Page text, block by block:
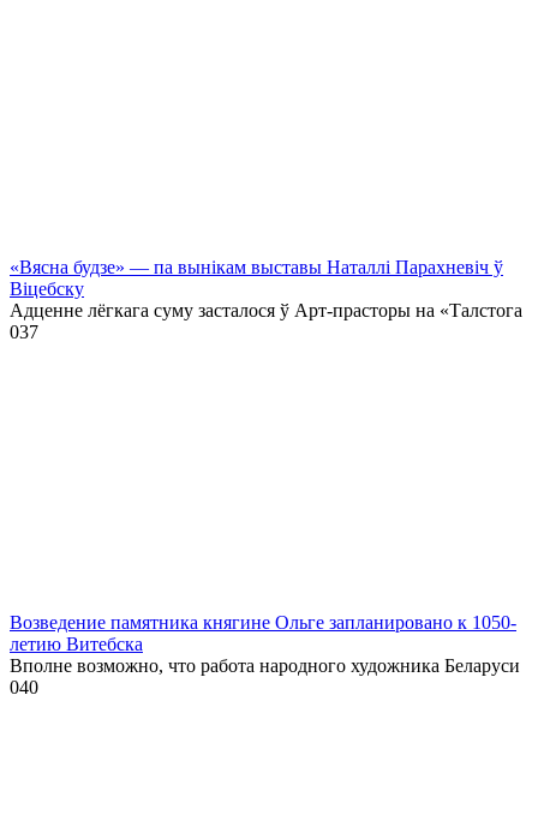
«Вясна будзе» — па вынікам выставы Наталлі Парахневіч ў
Віцебску
Адценне лёгкага суму засталося ў Арт-прасторы на «Талстога
037
Возведение памятника княгине Ольге запланировано к 1050-
летию Витебска
Вполне возможно, что работа народного художника Беларуси
040